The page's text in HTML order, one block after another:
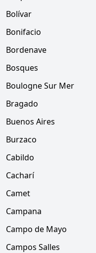
Bolívar
Bonifacio
Bordenave
Bosques
Boulogne Sur Mer
Bragado
Buenos Aires
Burzaco
Cabildo
Cacharí
Camet
Campana
Campo de Mayo
Campos Salles